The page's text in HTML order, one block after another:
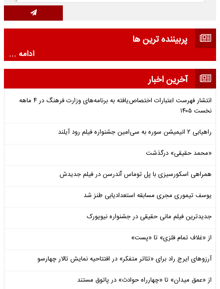
پربیننده ترین ها
ادامه ...
آخرین اخبار
انتشار فهرست اعتبارات اختصاص‌یافته به برنامه‌های وزارت فرهنگ در ۴ ماهه
نخست ۱۴۰۵
راهیابی ۲ انیمیشن سوره به سی‌امین جشنواره فیلم رود آیلند
«محمد حقیقی» درگذشت
همراهی اسکورسیزی با پل توماس ٱندرسن در فیلم جدیدش
یوسف تیموری مجری مسابقه استعدادیابی طنز شد
جدیدترین فیلم مانی حقیقی در جشنواره نیویورک
از «غلاف تمام فلزی» تا «پست»
آرزوهای ایرج راد برای «تئاتر متفکر» در افتتاحیه نمایش تالار چهارسو
از «عمق میدان» تا «چهارراه حوادث» در پاتوق مستند